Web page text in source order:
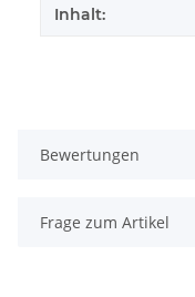
Inhalt:
Bewertungen
Frage zum Artikel